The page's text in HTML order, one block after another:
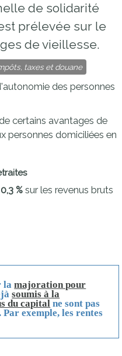
de solidarité
prélevée sur le
de vieillesse.
taxes et douane
des personnes
certains avantages de
personnes domiciliées en
0,3 % sur les revenus bruts
lamajoration pour
soumis à la
du capital ne sont pas
exemple, les rentes